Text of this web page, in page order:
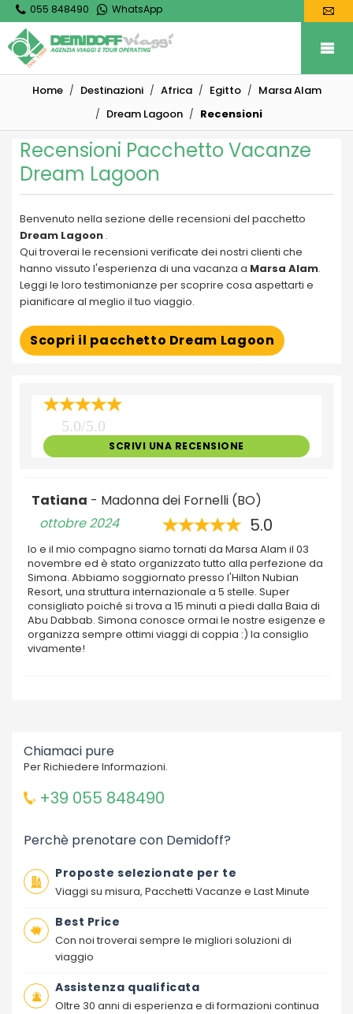
055 848490 WhatsApp
Home Destinazioni Africa Egitto
Marsa Alam
Dream Lagoon
Recensioni
Recensioni Pacchetto Vacanze
Dream Lagoon
Benvenuto nella sezione delle recensioni del pacchetto
Dream Lagoon .
Qui troverai le recensioni verificate dei nostri clienti che
hanno vissuto l'esperienza di una vacanza a Marsa Alam.
Leggi le loro testimonianze per scoprire cosa aspettarti e
pianificare al meglio il tuo viaggio.
Scopri il pacchetto Dream Lagoon
5.0/5.0
SCRIVI UNA RECENSIONE
Tatiana - Madonna dei Fornelli (BO)
ottobre 2024
5.0
Io e il mio compagno siamo tornati da Marsa Alam il 03
novembre ed è stato organizzato tutto alla perfezione da
Simona. Abbiamo soggiornato presso l'Hilton Nubian
Resort, una struttura internazionale a 5 stelle. Super
consigliato poiché si trova a 15 minuti a piedi dalla Baia di
Abu Dabbab. Simona conosce ormai le nostre esigenze e
organizza sempre ottimi viaggi di coppia :) la consiglio
vivamente!
Chiamaci pure
Per Richiedere Informazioni.
+39 055 848490
Perchè prenotare con Demidoff?
Proposte selezionate per te
Viaggi su misura, Pacchetti Vacanze e Last Minute
Best Price
Con noi troverai sempre le migliori soluzioni di
viaggio
Assistenza qualificata
Oltre 30 anni di esperienza e di formazioni continua